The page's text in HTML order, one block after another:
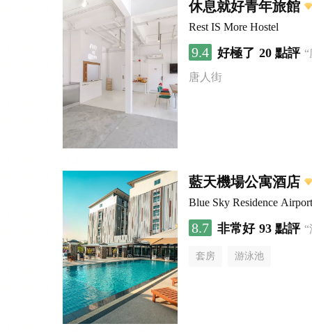
休息就好青年旅館
Rest IS More Hostel
9.4 好極了 20 點評
唐人街
藍天機場公寓酒店
Blue Sky Residence Airport
8.7 非常好 93 點評
套房 游泳池